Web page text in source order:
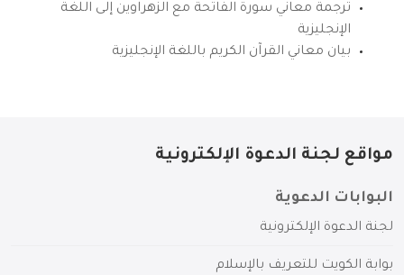
ترجمة معاني سورة الفاتحة مع الزهراوين إلى اللغة
الإنجليزية
بيان معاني القرآن الكريم باللغة الإنجليزية
مواقع لجنة الدعوة الإلكترونية
البوابات الدعوية
لجنة الدعوة الإلكترونية
بوابة الكويت للتعريف بالإسلام